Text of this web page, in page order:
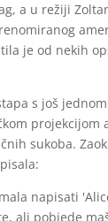
a u režiji
je od nekih
s još
sukoba.
napisati
ali pobjede